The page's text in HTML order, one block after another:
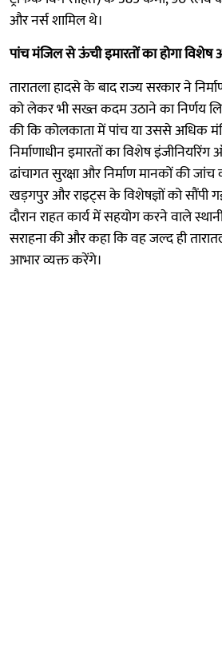
और नर्स शामिल थे।
पांच मंजिल से ऊंची इमारतों का होगा विशेष
तारातला हादसे के बाद राज्य सरकार ने
को लेकर भी सख्त कदम उठाने का निर्णय
की कि कोलकाता में पांच या उससे अधिक
निर्माणाधीन इमारतों का विशेष इंजीनियरिंग
ढांचागत सुरक्षा और निर्माण मानकों की
खड़गपुर और राइट्स के विशेषज्ञों को सौंपी
दौरान राहत कार्य में सहयोग करने वाले
सराहना की और कहा कि वह जल्द ही
आभार व्यक्त करेंगे।